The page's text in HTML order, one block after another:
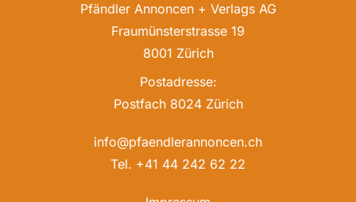
Pfändler Annoncen + Verlags AG
Fraumünsterstrasse 19
8001 Zürich
Postadresse:
Postfach 8024 Zürich
info@pfaendlerannoncen.ch
Tel. +41 44 242 62 22